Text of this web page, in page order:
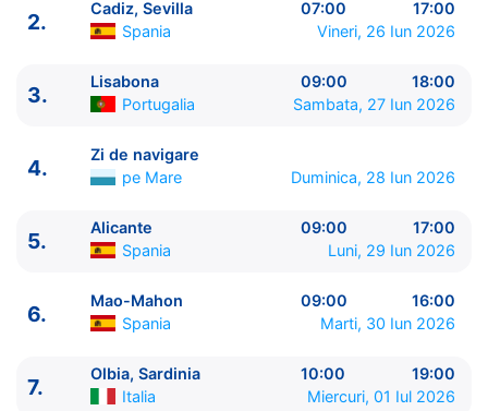
ITINERARIU
----------------------------------------
1. Malaga Spania
Lisabona Portugalia
09:00 - 18:00
4.
Zi de navigare
0:00 - 0:00
2.
Cadiz, Sevilla 07:00
17:00
Spania
Vineri, 26 Iun 2026
3.
Lisabona 09:00
18:00
Portugalia
Sambata, 27 Iun 2026
4.
Zi de navigare
pe Mare
Duminica, 28 Iun 2026
5.
Alicante 09:00
17:00
Spania
Luni, 29 Iun 2026
6.
Mao-Mahon 09:00
16:00
Spania
Marti, 30 Iun 2026
7.
Olbia, Sardinia 10:00
19:00
Italia
Miercuri, 01 Iul 2026